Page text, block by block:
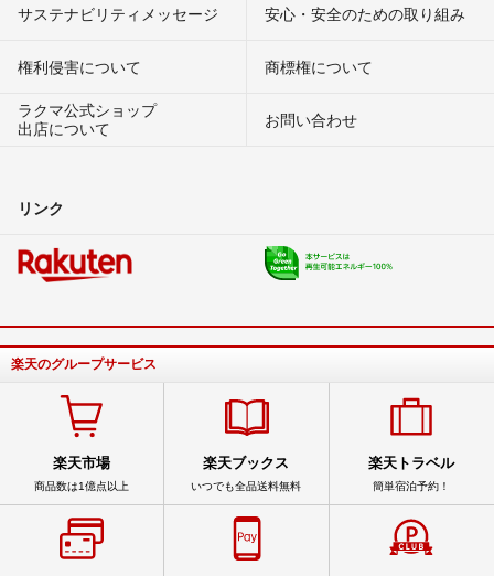
サステナビリティメッセージ 安心・安全のための取り組み
権利侵害について
商標権について
ラクマ公式ショップ
出店について
お問い合わせ
リンク
楽天のグループサービス
楽天市場
商品数は1億点以上
楽天ブックス
いつでも全品送料無料
楽天トラベル
簡単宿泊予約！